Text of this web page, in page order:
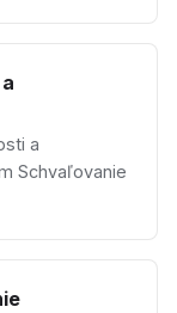
a
Schvaľovanie